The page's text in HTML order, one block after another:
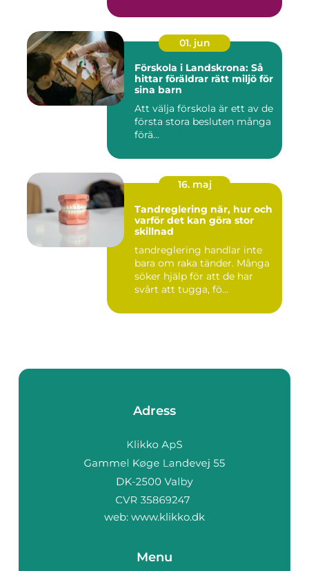
01. jun
Förskola i Landskrona: Så
hittar föräldrar rätt miljö för
sina barn
Att välja förskola är ett av de
första stora besluten många
förä...
16. maj
Tandreglering när, hur och
varför det kan göra stor
skillnad
tandreglering handlar inte
bara om raka tänder. Många
söker hjälp för att de har
svårt att tugga, fö...
Adress
web: www.klikko.dk
Menu